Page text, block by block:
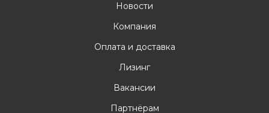
Новости
Компания
Оплата и доставка
Лизинг
Вакансии
Партнёрам